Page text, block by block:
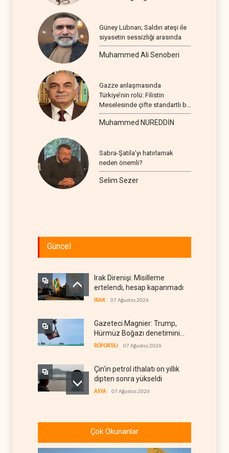
Güney Lübnan; Saldırı ateşi ile
siyasetin sessizliği arasında
Muhammed Ali Senoberi
Gazze anlaşmasında
Türkiye’nin rolü: Filistin
Meselesinde çifte standartlı bir
seyir
Muhammed NUREDDİN
Sabra-Şatila’yı hatırlamak
neden önemli?
Selim Sezer
Güncel
Irak Direnişi: Misilleme
ertelendi, hesap kapanmadı
IRAK 07 Ağustos 2026
Gazeteci Magnier: Trump,
Hürmüz Boğazı denetimini
doğrudan İran ve Umman'a
RÖPORTAJ 07 Ağustos 2026
Çin'in petrol ithalatı on yıllık
dipten sonra yükseldi
ASYA 07 Ağustos 2026
sonra petrol üretimini rekor
düzeye çıkardı
Çok Okunanlar